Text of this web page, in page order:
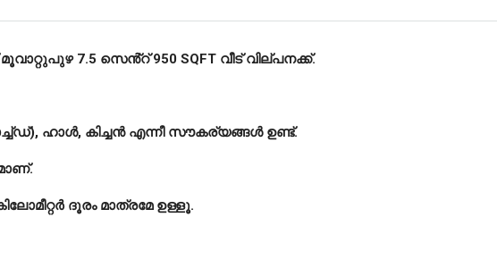
7.5 സെൻ്റ് 950 SQFT വീട് വില്പനക്ക്.
ഹാൾ, കിച്ചൻ എന്നീ സൗകര്യങ്ങൾ ഉണ്ട്.
ദൂരം മാത്രമേ ഉള്ളൂ.